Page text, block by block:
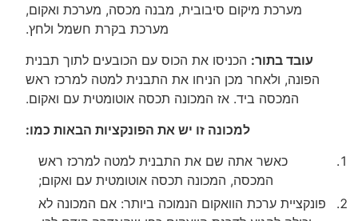
מערכת מיקום סיבובית, מבנה מכסה, מערכת ואקום,
מערכת בקרת חשמל ולחץ.
עובד בתור: הכניסו את הכוס עם הכובעים לתוך תבנית
הפונה, ולאחר מכן הניחו את התבנית למטה למרכז ראש
המכסה ביד. אז המכונה תכסה אוטומטית עם ואקום.
למכונה זו יש את הפונקציות הבאות כמו:
כאשר אתה שם את התבנית למטה למרכז ראש
המכסה, המכונה תכסה אוטומטית עם ואקום;
פונקציית ערכת הוואקום הנמוכה ביותר: אם המכונה לא